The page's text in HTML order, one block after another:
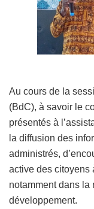
Au cours de la
(BdC), à savoir le
présentés à
la diffusion des
administrés,
active des citoyens
notamment dans
développement.